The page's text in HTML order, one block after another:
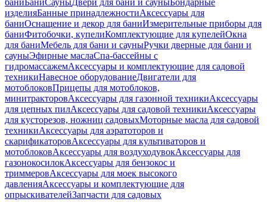
баниБаниСауныДвери для бани и сауныБондарные
изделияБанные принадлежностиАксессуары для
баниОснащение и декор для баниИзмерительные приборы для
баниФитобочки, купелиКомплектующие для купелейОкна
для баниМебель для бани и сауныРучки дверные для бани и
сауныЭфирные маслаСпа-бассейны с
гидромассажемАксессуары и комплектующие для садовой
техникиНавесное оборудованиеДвигатели для
мотоблоковПрицепы для мотоблоков,
минитракторовАксессуары для газонной техникиАксессуары
для цепных пилАксессуары для садовой техникиАксессуары
для кусторезов, ножниц садовыхМоторные масла для садовой
техникиАксессуары для аэратоторов и
скарификаторовАксессуары для культиваторов и
мотоблоковАксессуары для воздуходувокАксессуары для
газонокосилокАксессуары для бензокос и
триммеровАксессуары для моек высокого
давленияАксессуары и комплектующие для
опрыскивателейЗапчасти для садовых